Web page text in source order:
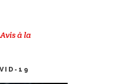
Avis à la
19